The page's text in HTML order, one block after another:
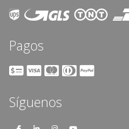
Pagos
Síguenos